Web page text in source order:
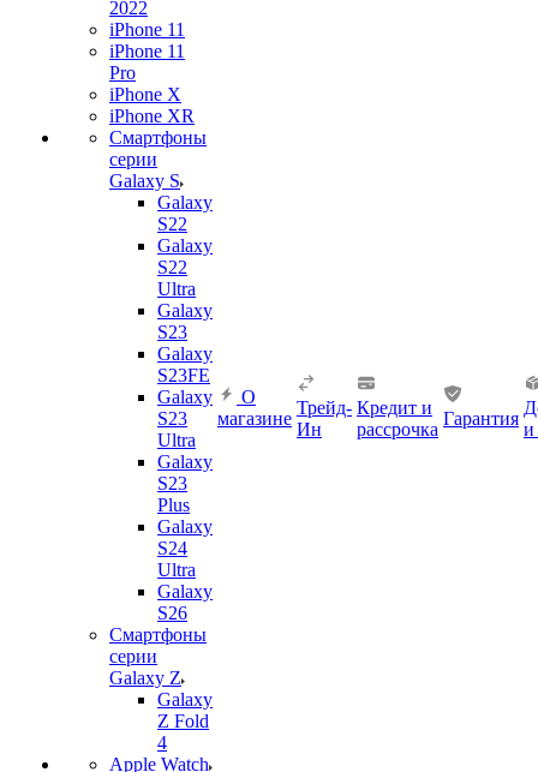
2022
iPhone 11
iPhone 11
Pro
iPhone X
iPhone XR
Смартфоны
серии
Galaxy S
Galaxy
S22
Galaxy
S22
Ultra
Galaxy
S23
Galaxy
S23FE
Galaxy
S23
Ultra
Galaxy
S23
Plus
Galaxy
S24
Ultra
Galaxy
S26
Смартфоны
серии
Galaxy Z
Galaxy
Z Fold
4
Apple Watch
О
магазине
Трейд-
Ин
Кредит и
рассрочка
Гарантия
и